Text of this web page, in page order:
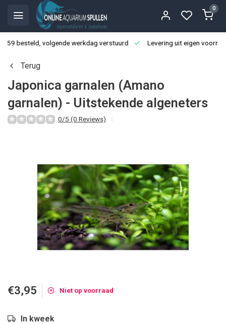
0
besteld, volgende werkdag verstuurd Levering uit eigen
Terug
Japonica garnalen (Amano
garnalen) - Uitstekende algeneters
0/5 (0 Reviews)
€3,95 Niet op voorraad
In kweek